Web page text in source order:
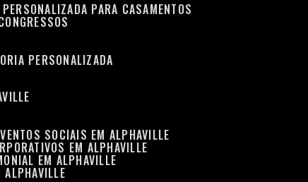
PERSONALIZADA PARA CASAMENTOS
PERSONALIZADA
SOCIAIS EM ALPHAVILLE
EM ALPHAVILLE
EM ALPHAVILLE
ALPHAVILLE